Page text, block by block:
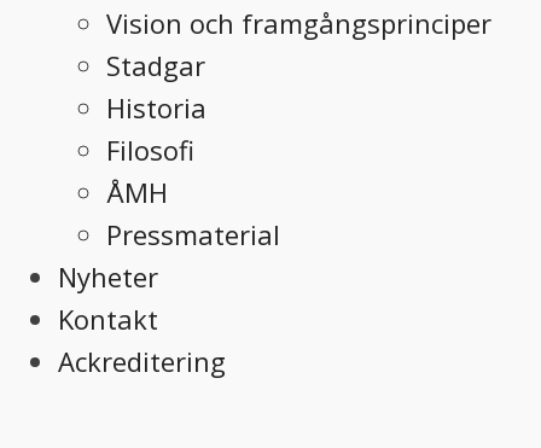
Vision och framgångsprinciper
Stadgar
Historia
Filosofi
ÅMH
Pressmaterial
Nyheter
Kontakt
Ackreditering